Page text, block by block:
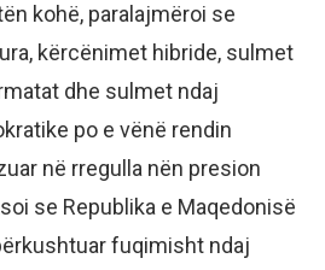
kohë, paralajmëroi se
kërcënimet hibride, sulmet
dhe sulmet ndaj
po e vënë rendin
në rregulla nën presion
se Republika e Maqedonisë
fuqimisht ndaj